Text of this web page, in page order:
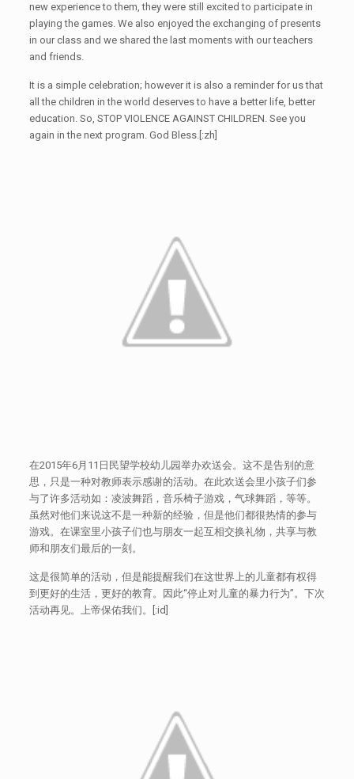
new experience to them, they were still excited to participate in
playing the games. We also enjoyed the exchanging of presents
in our class and we shared the last moments with our teachers
and friends.
It is a simple celebration; however it is also a reminder for us that
all the children in the world deserves to have a better life, better
education. So, STOP VIOLENCE AGAINST CHILDREN. See you
again in the next program. God Bless.[:zh]
在2015年6月11日民望学校幼儿园举办欢送会。这不是告别的意
思，只是一种对教师表示感谢的活动。在此欢送会里小孩子们参
与了许多活动如：凌波舞蹈，音乐椅子游戏，气球舞蹈，等等。
虽然对他们来说这不是一种新的经验，但是他们都很热情的参与
游戏。在课室里小孩子们也与朋友一起互相交换礼物，共享与教
师和朋友们最后的一刻。
这是很简单的活动，但是能提醒我们在这世界上的儿童都有权得
到更好的生活，更好的教育。因此“停止对儿童的暴力行为”。下次
活动再见。上帝保佑我们。[:id]